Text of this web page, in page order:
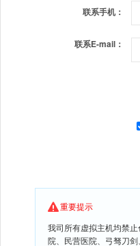
联系手机：
联系E-mail：
重要提示
我司所有虚拟主机均禁
院、民营医院、弓驽刀